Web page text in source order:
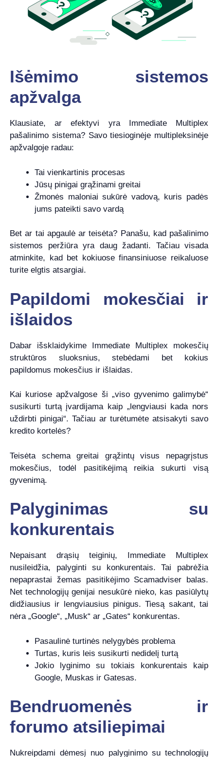
Išėmimo sistemos
apžvalga
Klausiate, ar efektyvi yra Immediate Multiplex
pašalinimo sistema? Savo tiesioginėje multipleksinėje
apžvalgoje radau:
Tai vienkartinis procesas
Jūsų pinigai grąžinami greitai
Žmonės maloniai sukūrė vadovą, kuris padės
jums pateikti savo vardą
Bet ar tai apgaulė ar teisėta? Panašu, kad pašalinimo
sistemos peržiūra yra daug žadanti. Tačiau visada
atminkite, kad bet kokiuose finansiniuose reikaluose
turite elgtis atsargiai.
Papildomi mokesčiai ir
išlaidos
Dabar išsklaidykime Immediate Multiplex mokesčių
struktūros sluoksnius, stebėdami bet kokius
papildomus mokesčius ir išlaidas.
Kai kuriose apžvalgose ši „viso gyvenimo galimybė“
susikurti turtą įvardijama kaip „lengviausi kada nors
uždirbti pinigai“. Tačiau ar turėtumėte atsisakyti savo
kredito kortelės?
Teisėta schema greitai grąžintų visus nepagrįstus
mokesčius, todėl pasitikėjimą reikia sukurti visą
gyvenimą.
Palyginimas su
konkurentais
Nepaisant drąsių teiginių, Immediate Multiplex
nusileidžia, palyginti su konkurentais. Tai pabrėžia
nepaprastai žemas pasitikėjimo Scamadviser balas.
Net technologijų genijai nesukūrė nieko, kas pasiūlytų
didžiausius ir lengviausius pinigus. Tiesą sakant, tai
nėra „Google“, „Musk“ ar „Gates“ konkurentas.
Pasaulinė turtinės nelygybės problema
Turtas, kuris leis susikurti nedidelį turtą
Jokio lyginimo su tokiais konkurentais kaip
Google, Muskas ir Gatesas.
Bendruomenės ir
forumo atsiliepimai
Nukreipdami dėmesį nuo palyginimo su technologijų